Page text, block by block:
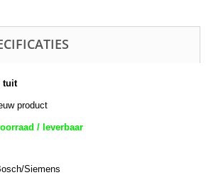
tuit
product
/ leverbaar
Siemens